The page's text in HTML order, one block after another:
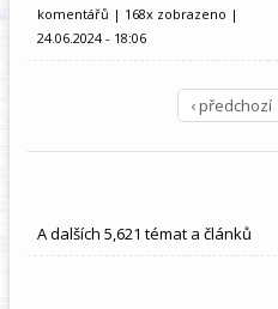
komentářů | 168x zobrazeno |
24.06.2024 - 18:06
‹ předchozí
A dalších 5,621 témat a článků